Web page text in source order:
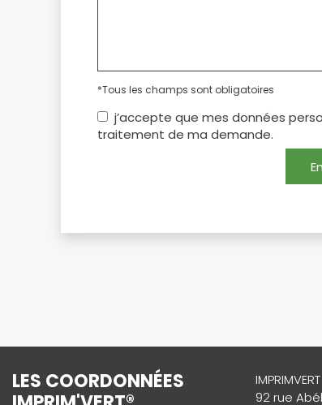
*Tous les champs sont obligatoires
j’accepte que mes données
traitement de ma demande.
LES COORDONNÉES
IMPRIMVERT
92 rue